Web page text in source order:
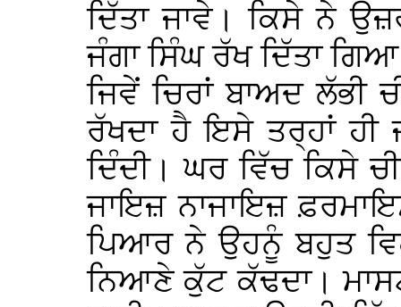
ਦਿੱਤਾ ਜਾਵੇ। ਕਿਸੇ ਨੇ
ਜੰਗਾ ਸਿੰਘ ਰੱਖ ਦਿੱਤਾ
ਜਿਵੇਂ ਚਿਰਾਂ ਬਾਅਦ ਲੱਭੀ
ਰੱਖਦਾ ਹੈ ਇਸੇ ਤਰ੍ਹਾਂ ਹੀ
ਦਿੰਦੀ। ਘਰ ਵਿੱਚ ਕਿਸੇ
ਜਾਇਜ਼ ਨਾਜਾਇਜ਼
ਪਿਆਰ ਨੇ ਉਹਨੂੰ ਬਹੁਤ
ਨਿਆਣੇ ਕੁੱਟ ਕੱਢਦਾ।